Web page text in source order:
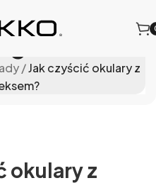
/Jak czyścić okulary z
okulary z